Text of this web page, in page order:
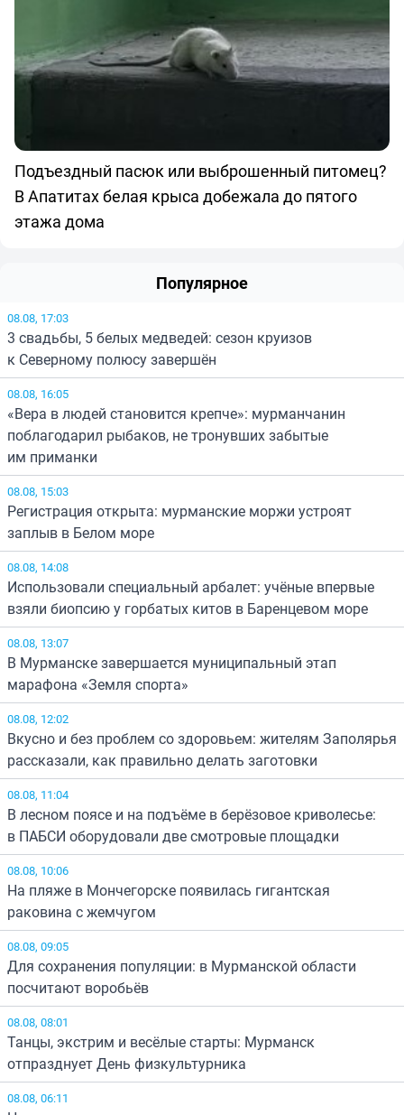
Подъездный пасюк или выброшенный питомец?
В Апатитах белая крыса добежала до пятого
этажа дома
Популярное
08.08, 17:03
3 свадьбы, 5 белых медведей: сезон круизов
к Северному полюсу завершён
08.08, 16:05
«Вера в людей становится крепче»: мурманчанин
поблагодарил рыбаков, не тронувших забытые
им приманки
08.08, 15:03
Регистрация открыта: мурманские моржи устроят
заплыв в Белом море
08.08, 14:08
Использовали специальный арбалет: учёные впервые
взяли биопсию у горбатых китов в Баренцевом море
08.08, 13:07
В Мурманске завершается муниципальный этап
марафона «Земля спорта»
08.08, 12:02
Вкусно и без проблем со здоровьем: жителям Заполярья
рассказали, как правильно делать заготовки
08.08, 11:04
В лесном поясе и на подъёме в берёзовое криволесье:
в ПАБСИ оборудовали две смотровые площадки
08.08, 10:06
На пляже в Мончегорске появилась гигантская
раковина с жемчугом
08.08, 09:05
Для сохранения популяции: в Мурманской области
посчитают воробьёв
08.08, 08:01
Танцы, экстрим и весёлые старты: Мурманск
отпразднует День физкультурника
08.08, 06:11